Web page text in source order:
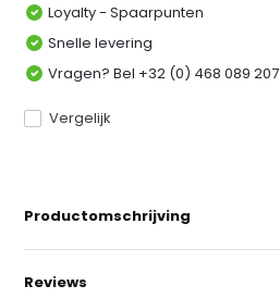
Loyalty - Spaarpunten
Snelle levering
Vragen? Bel +32 (0) 468 089 207
Vergelijk
Productomschrijving
Reviews